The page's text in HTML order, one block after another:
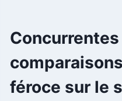
féroce sur le